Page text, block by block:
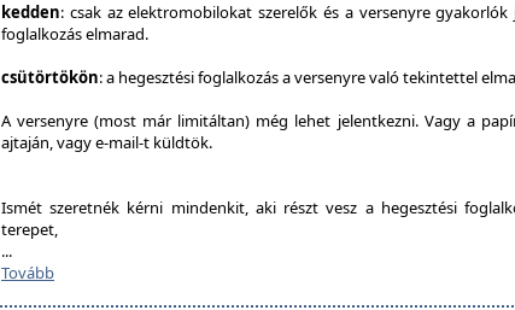
kedden: csak az elektromobilokat szerelők és a versenyre
foglalkozás elmarad.
csütörtökön: a hegesztési foglalkozás a versenyre való tekintettel
A versenyre (most már limitáltan) még lehet jelentkezni. Vagy a
ajtaján, vagy e-mail-t küldtök.
Ismét szeretnék kérni mindenkit, aki részt vesz a hegesztési
terepet,
...
Tovább